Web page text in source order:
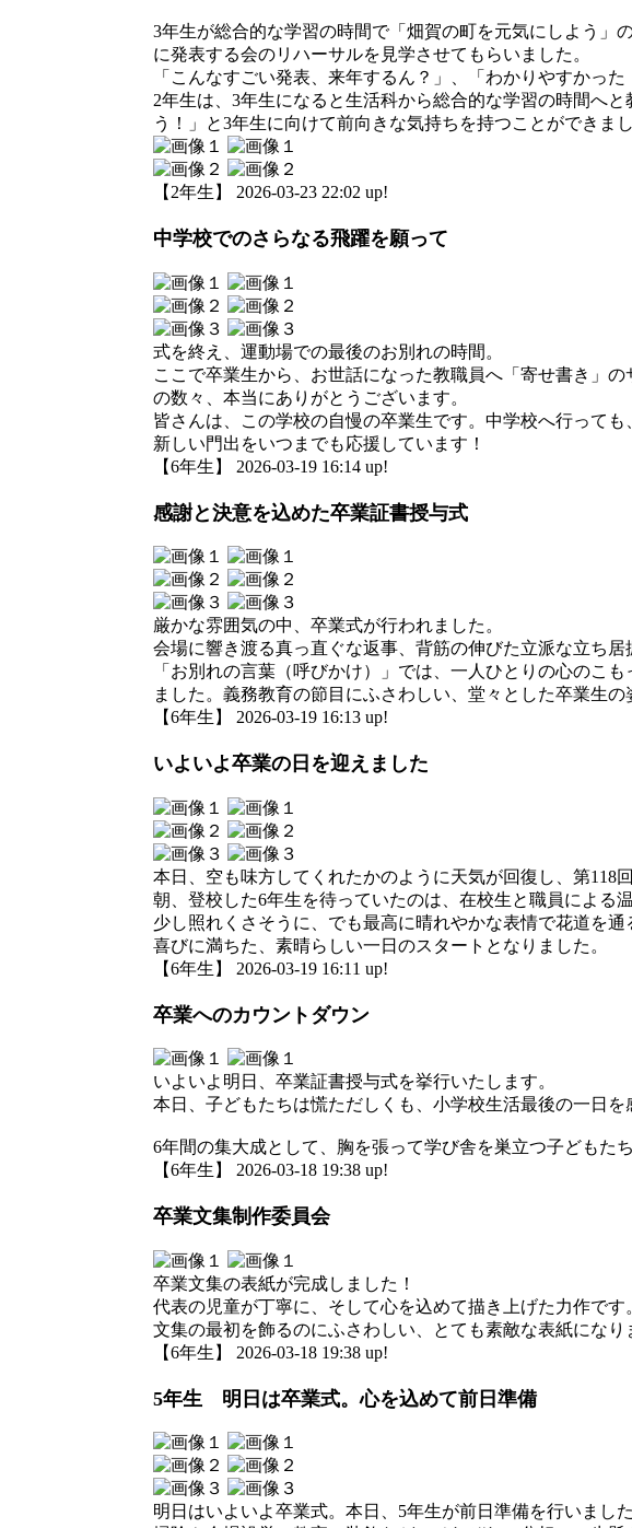
3年生が総合的な学習の時間で「畑賀の町を元気にしよう」
に発表する会のリハーサルを見学させてもらいました。
「こんなすごい発表、来年するん？」、「わかりやすかっ
2年生は、3年生になると生活科から総合的な学習の時間へ
う！」と3年生に向けて前向きな気持ちを持つことができまし
【2年生】 2026-03-23 22:02 up!
中学校でのさらなる飛躍を願って
式を終え、運動場での最後のお別れの時間。
ここで卒業生から、お世話になった教職員へ「寄せ書き」
の数々、本当にありがとうございます。
皆さんは、この学校の自慢の卒業生です。中学校へ行って
新しい門出をいつまでも応援しています！
【6年生】 2026-03-19 16:14 up!
感謝と決意を込めた卒業証書授与式
厳かな雰囲気の中、卒業式が行われました。
会場に響き渡る真っ直ぐな返事、背筋の伸びた立派な立ち
「お別れの言葉（呼びかけ）」では、一人ひとりの心のこ
ました。義務教育の節目にふさわしい、堂々とした卒業生の
【6年生】 2026-03-19 16:13 up!
いよいよ卒業の日を迎えました
本日、空も味方してくれたかのように天気が回復し、第118
朝、登校した6年生を待っていたのは、在校生と職員による
少し照れくさそうに、でも最高に晴れやかな表情で花道を
喜びに満ちた、素晴らしい一日のスタートとなりました。
【6年生】 2026-03-19 16:11 up!
卒業へのカウントダウン
いよいよ明日、卒業証書授与式を挙行いたします。
本日、子どもたちは慌ただしくも、小学校生活最後の一日を
6年間の集大成として、胸を張って学び舎を巣立つ子どもた
【6年生】 2026-03-18 19:38 up!
卒業文集制作委員会
卒業文集の表紙が完成しました！
代表の児童が丁寧に、そして心を込めて描き上げた力作です
文集の最初を飾るのにふさわしい、とても素敵な表紙になり
【6年生】 2026-03-18 19:38 up!
5年生 明日は卒業式。心を込めて前日準備
明日はいよいよ卒業式。本日、5年生が前日準備を行いました